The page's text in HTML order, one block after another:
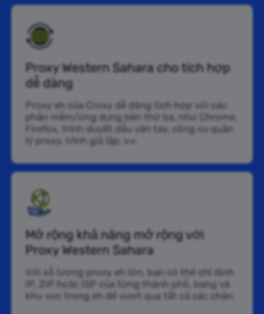
Proxy Western Sahara cho tích hợp
dễ dàng
Proxy eh của Croxy dễ dàng tích hợp với các
phần mềm/ứng dụng bên thứ ba, như Chrome,
Firefox, trình duyệt dấu vân tay, công cụ quản
lý proxy, trình giả lập, v.v.
Mở rộng khả năng mở rộng với
Proxy Western Sahara
Với số lượng proxy eh lớn, bạn có thể chỉ định
IP, ZIP hoặc ISP của từng thành phố, bang và
khu vực trong eh để vượt qua tất cả các chặn.